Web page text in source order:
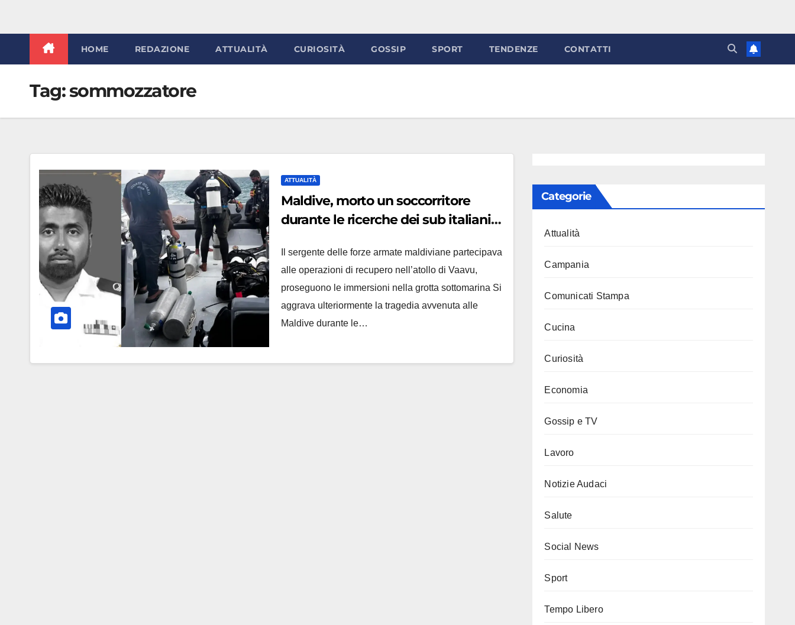
HOME REDAZIONE ATTUALITÀ CURIOSITÀ GOSSIP SPORT TENDENZE CONTATTI
Tag:sommozzatore
ATTUALITÀ
Maldive, morto un soccorritore
durante le ricerche dei sub italiani
Il sergente delle forze armate maldiviane partecipava
alle operazioni di recupero nell’atollo di Vaavu,
proseguono le immersioni nella grotta sottomarina Si
aggrava ulteriormente la tragedia avvenuta alle
Maldive durante le…
Categorie
Attualità
Campania
Comunicati Stampa
Cucina
Curiosità
Economia
Gossip e TV
Lavoro
Notizie Audaci
Salute
Social News
Sport
Tempo Libero